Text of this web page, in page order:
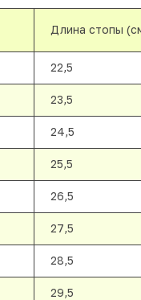
Длина стопы
22,5
23,5
24,5
25,5
26,5
27,5
28,5
29,5